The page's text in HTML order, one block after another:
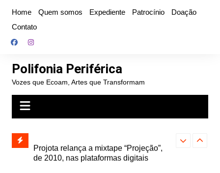
conteúdo
Home Quem somos Expediente Patrocínio
Doação
Contato
Polifonia Periférica
Vozes que Ecoam, Artes que Transformam
e abre
autoral,
de 2010, nas plataformas digitais
Farofa